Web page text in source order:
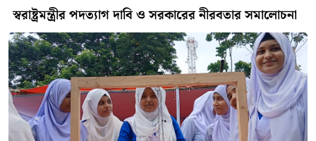
স্বরাষ্ট্রমন্ত্রীর পদত্যাগ দাবি ও সরকারের নীরবতার সমালোচনা